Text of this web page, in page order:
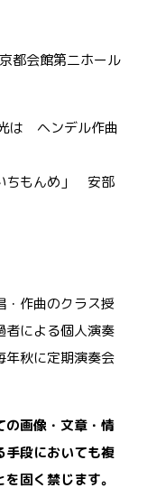
会館第二ホール
は ヘンデル作曲
ちもんめ」 安部
・作曲のクラス授
者による個人演奏
年秋に定期演奏会
画像・文章・情
手段においても複
固く禁じます。